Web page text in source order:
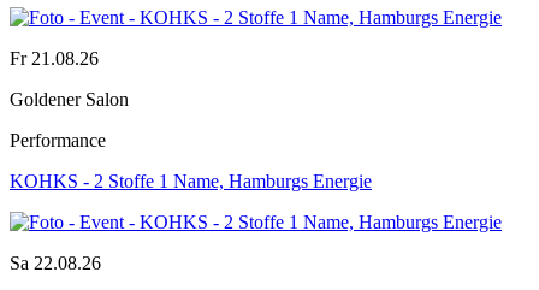
Fr 21.08.26
Goldener Salon
Performance
KOHKS - 2 Stoffe 1 Name, Hamburgs Energie
Sa 22.08.26